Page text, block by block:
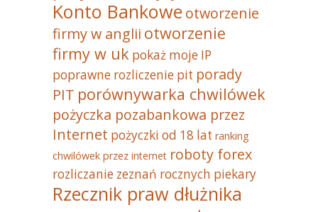
Konto Bankoweotworzenie
firmy w anglii otworzenie
firmy w uk pokaż moje IP
poprawne rozliczenie pit porady
PIT porównywarka chwilówek
pożyczka pozabankowa przez
Internet pożyczki od 18 lat ranking
chwilówek przez internet roboty forex
rozliczanie zeznań rocznych piekary
Rzecznik praw dłużnika